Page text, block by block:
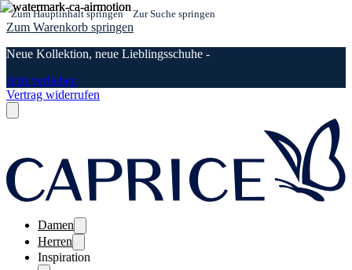
Zum Hauptinhalt springen Zur Suche springen
Zum Warenkorb springen
Neue Kollektion, neue Lieblingsschuhe -
Jetzt verlieben
Vertrag widerrufen
Damen
Herren
Inspiration